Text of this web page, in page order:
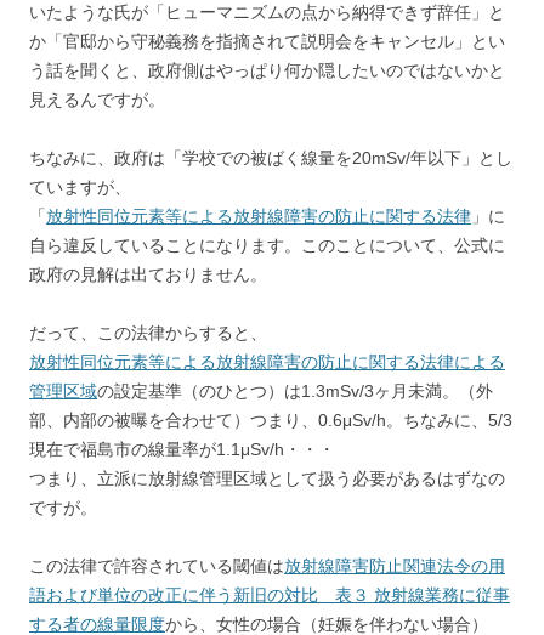
いたような氏が「ヒューマニズムの点から納得できず辞任」と
か「官邸から守秘義務を指摘されて説明会をキャンセル」とい
う話を聞くと、政府側はやっぱり何か隠したいのではないかと
見えるんですが。
ちなみに、政府は「学校での被ばく線量を20mSv/年以下」とし
ていますが、
「放射性同位元素等による放射線障害の防止に関する法律 」に
自ら違反していることになります。このことについて、公式に
政府の見解は出ておりません。
だって、この法律からすると、
放射性同位元素等による放射線障害の防止に関する法律による
管理区域の設定基準（のひとつ）は1.3mSv/3ヶ月未満。（外
部、内部の被曝を合わせて）つまり、0.6μSv/h。ちなみに、5/3
現在で福島市の線量率が1.1μSv/h・・・
つまり、立派に放射線管理区域として扱う必要があるはずなの
ですが。
この法律で許容されている閾値は放射線障害防止関連法令の用
語および単位の改正に伴う新旧の対比 表３ 放射線業務に従事
する者の線量限度から、女性の場合（妊娠を伴わない場合）